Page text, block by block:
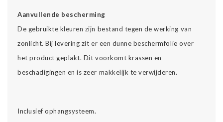
Aanvullende bescherming
De gebruikte kleuren zijn bestand tegen de werking van
zonlicht. Bij levering zit er een dunne beschermfolie over
het product geplakt. Dit voorkomt krassen en
beschadigingen en is zeer makkelijk te verwijderen.
Inclusief ophangsysteem.